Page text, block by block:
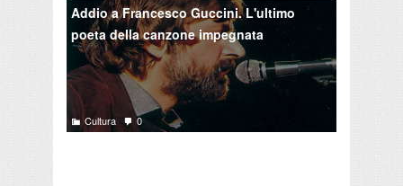
Addio a Francesco Guccini. L'ultimo
poeta della canzone impegnata
Cultura 0